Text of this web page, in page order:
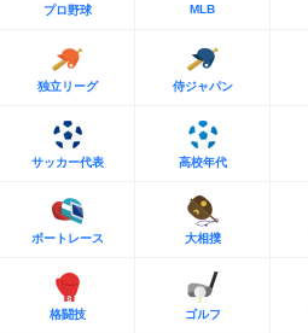
プロ野球 MLB
独立リーグ 侍ジャパン
サッカー代表 高校年代
ボートレース 大相撲
格闘技 ゴルフ